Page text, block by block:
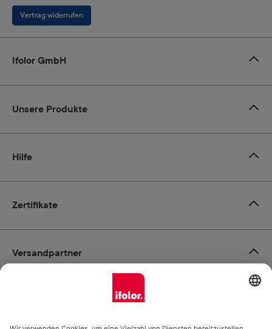
Zertifikate
Vertrag widerrufen
Ifolor GmbH
Unsere Produkte
Hilfe
Zahlungsmöglichkeiten
Versandpartner